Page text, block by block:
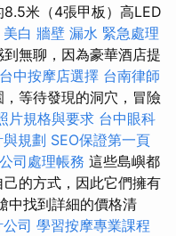
米（4張甲板）高LED
美白 牆壁 漏水 緊急處理
無聊，因為豪華酒店提
台中按摩店選擇 台南律師
等待發現的洞穴，冒險
片規格與要求 台中眼科
規劃 SEO保證第一頁
司處理帳務 這些島嶼都
的方式，因此它們擁有
中找到詳細的價格清
司 學習按摩專業課程